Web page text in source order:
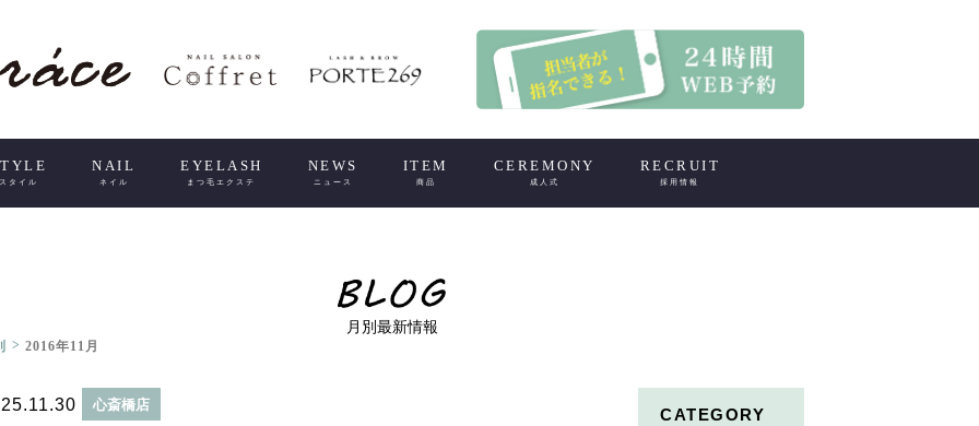
タイル
NAIL
ネイル
EYELASH
まつ毛エクステ
NEWS
ニュース
ITEM
商品
CEREMONY
成人式
RECRUIT
採用情報
月別最新情報
> 2016年11月
心斎橋店
CATEGORY